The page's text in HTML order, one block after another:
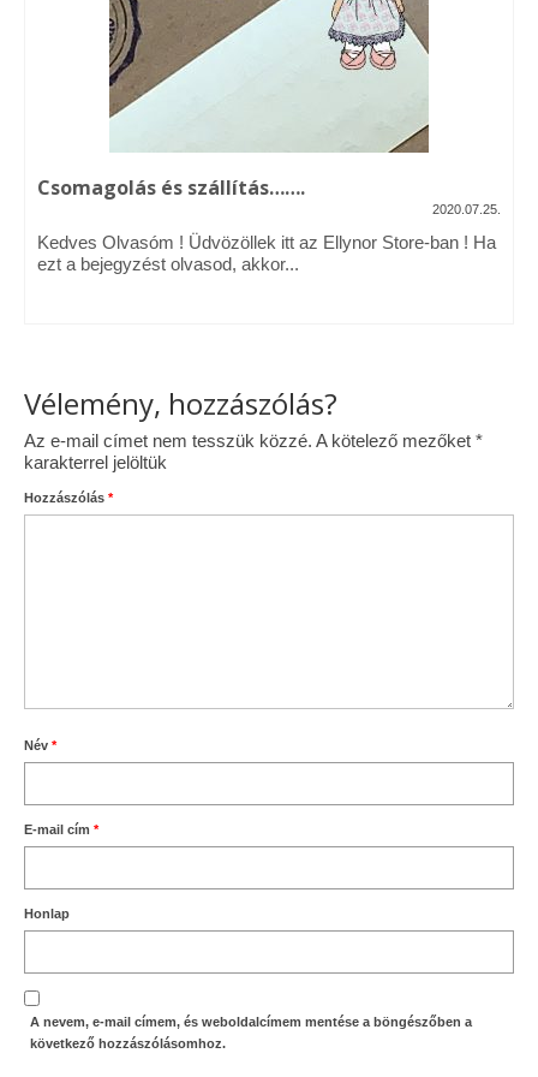
Vásárok, ahol velem is találkozhattál…
Alapanyagok, kellékek
Ellynor története
Adatkezelési tájékoztató
Csomagolás és szállítás…….
2020.07.25.
Kedves Olvasóm ! Üdvözöllek itt az Ellynor Store-ban ! Ha
ezt a bejegyzést olvasod, akkor...
Vélemény, hozzászólás?
Az e-mail címet nem tesszük közzé. A kötelező mezőket *
karakterrel jelöltük
Hozzászólás *
Név *
E-mail cím *
Honlap
A nevem, e-mail címem, és weboldalcímem mentése a böngészőben a
következő hozzászólásomhoz.